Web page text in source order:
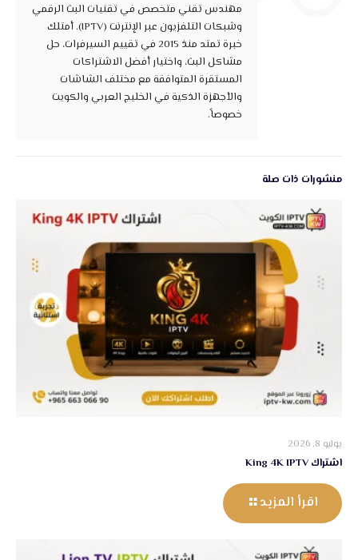
مهندس تقني متخصص في تقنيات البث الرقمي
وشبكات التلفزيون عبر الإنترنت (IPTV). أمتلك
خبرة تمتد منذ 2015 في تقييم السيرفرات، حل
مشاكل البث، واختيار أفضل الاشتراكات
المستقرة المتوافقة مع مختلف الشاشات
والأجهزة الذكية في الخليج العربي والكويت
خصوصاً.
منشورات ذات صلة
يوليو 8, 2026
اشتراك King 4K IPTV
اقرأ المزيد